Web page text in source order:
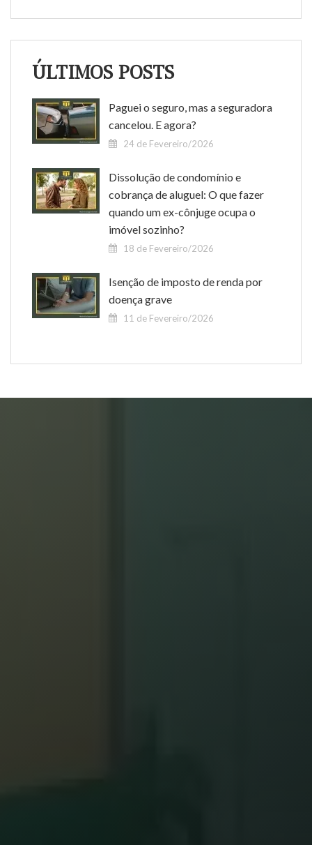
ÚLTIMOS POSTS
Paguei o seguro, mas a seguradora
cancelou. E agora?
24 de Fevereiro/2026
Dissolução de condomínio e
cobrança de aluguel: O que fazer
quando um ex-cônjuge ocupa o
imóvel sozinho?
18 de Fevereiro/2026
Isenção de imposto de renda por
doença grave
11 de Fevereiro/2026